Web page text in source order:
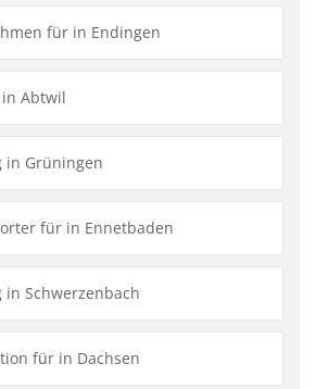
für in Endingen
Abtwil
in Grüningen
für in Ennetbaden
in Schwerzenbach
für in Dachsen